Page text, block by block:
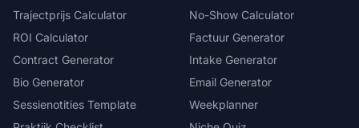
Trajectprijs Calculator
No-Show Calculator
ROI Calculator
Factuur Generator
Contract Generator
Intake Generator
Bio Generator
Email Generator
Sessienotities Template
Weekplanner